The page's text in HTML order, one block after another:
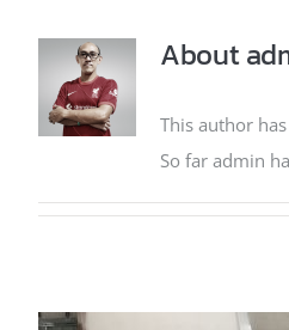
About
This author
So far admin